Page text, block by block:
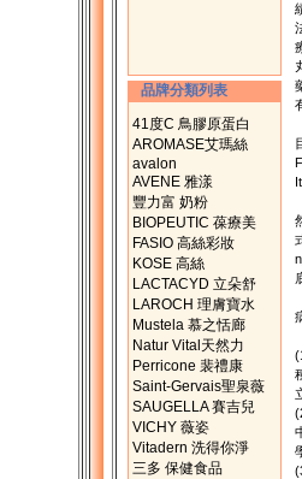
品牌分類列表
41度C 鳥膠原蛋白
AROMASE艾瑪絲
avalon
AVENE 雅漾
豐力富 奶粉
BIOPEUTIC 葆療美
FASIO 高絲彩妝
KOSE 高絲
LACTACYD 立朵舒
LAROCH 理膚寶水
Mustela 慕之恬廊
Natur Vital天然力
Perricone 裴禮康
Saint-Gervais聖泉薇
SAUGELLA 賽吉兒
VICHY 薇姿
Vitadern 洗得你淨
三多 保健食品